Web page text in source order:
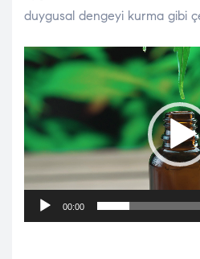
duygusal dengeyi kurma gibi
Video
oynatıcı
00:00